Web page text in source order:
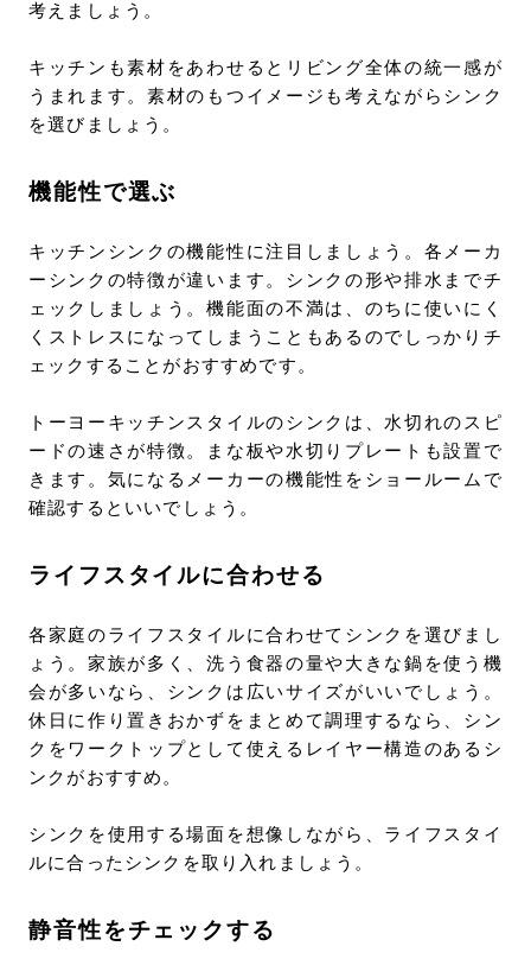
考えましょう。
キッチンも素材をあわせるとリビング全体の統一感が
うまれます。素材のもつイメージも考えながらシンク
を選びましょう。
機能性で選ぶ
キッチンシンクの機能性に注目しましょう。各メーカ
ーシンクの特徴が違います。シンクの形や排水までチ
ェックしましょう。機能面の不満は、のちに使いにく
くストレスになってしまうこともあるのでしっかりチ
ェックすることがおすすめです。
トーヨーキッチンスタイルのシンクは、水切れのスピ
ードの速さが特徴。まな板や水切りプレートも設置で
きます。気になるメーカーの機能性をショールームで
確認するといいでしょう。
ライフスタイルに合わせる
各家庭のライフスタイルに合わせてシンクを選びまし
ょう。家族が多く、洗う食器の量や大きな鍋を使う機
会が多いなら、シンクは広いサイズがいいでしょう。
休日に作り置きおかずをまとめて調理するなら、シン
クをワークトップとして使えるレイヤー構造のあるシ
ンクがおすすめ。
シンクを使用する場面を想像しながら、ライフスタイ
ルに合ったシンクを取り入れましょう。
静音性をチェックする